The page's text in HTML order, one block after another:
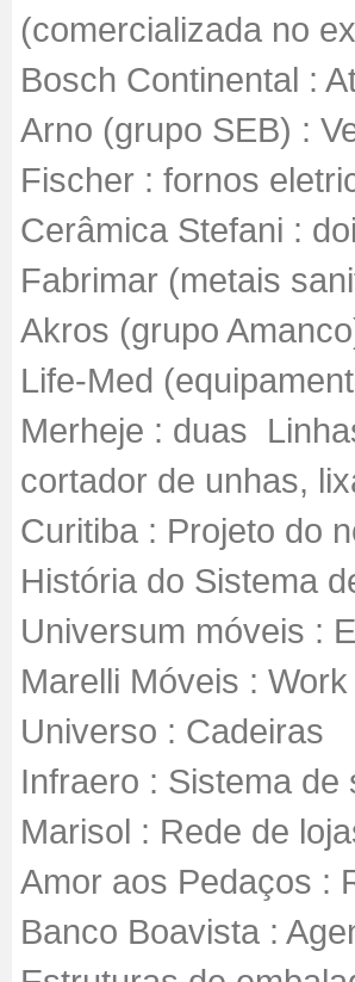
(comercializada no
Bosch Continental :
Arno (grupo SEB) :
Fischer : fornos
Cerâmica Stefani :
Fabrimar (metais
Akros (grupo
Life-Med
Merheje : duas
cortador de unhas,
Curitiba : Projeto do
História do Sistema
Universum móveis :
Marelli Móveis :
Universo : Cadeiras
Infraero : Sistema de
Marisol : Rede de
Amor aos Pedaços :
Banco Boavista :